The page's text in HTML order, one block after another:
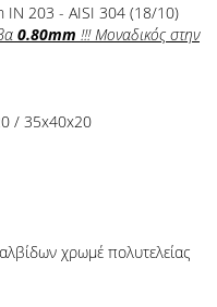
IN 203 - AISI 304 (18/10)
0.80mm !!! Μοναδικός στην
/ 35x40x20
χρωμέ πολυτελείας